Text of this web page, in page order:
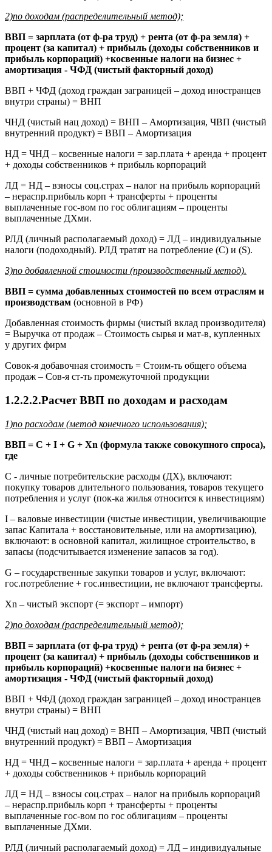
2)по доходам (распределительный метод);
ВВП = зарплата (от ф-ра труд) + рента (от ф-ра земля) +
процент (за капитал) + прибыль (доходы собственников и
прибыль корпораций) +косвенные налоги на бизнес +
амортизация - ЧФД (чистый факторный доход)
ВВП + ЧФД (доход граждан заграницей – доход иностранцев
внутри страны) = ВНП
ЧНД (чистый нац доход) = ВНП – Амортизация, ЧВП (чистый
внутренний продукт) = ВВП – Амортизация
НД = ЧНД – косвенные налоги = зар.плата + аренда + процент
+ доходы собственников + прибыль корпораций
ЛД = НД – взносы соц.страх – налог на прибыль корпораций
– нераспр.прибыль корп + трансферты + проценты
выплаченные гос-вом по гос облигациям – проценты
выплаченные ДХми.
РЛД (личный располагаемый доход) = ЛД – индивидуальные
налоги (подоходный). РЛД тратят на потребление (C) и (S).
3)по добавленной стоимости (производственный метод).
ВВП = сумма добавленных стоимостей по всем отраслям и
производствам (основной в РФ)
Добавленная стоимость фирмы (чистый вклад производителя)
= Выручка от продаж – Стоимость сырья и мат-в, купленных
у других фирм
Совок-я добавочная стоимость = Стоим-ть общего объема
продаж – Сов-я ст-ть промежуточной продукции
1.2.2.2.Расчет ВВП по доходам и расходам
1)по расходам (метод конечного использования);
ВВП = C + I + G + Xn (формула также совокупного спроса),
где
C - личные потребительские расходы (ДХ), включают:
покупку товаров длительного пользования, товаров текущего
потребления и услуг (пок-ка жилья относится к инвестициям)
I – валовые инвестиции (чистые инвестиции, увеличивающие
запас Капитала + восстановительные, или на амортизацию),
включают: в основной капитал, жилищное строительство, в
запасы (подсчитывается изменение запасов за год).
G – государственные закупки товаров и услуг, включают:
гос.потребление + гос.инвестиции, не включают трансферты.
Xn – чистый экспорт (= экспорт – импорт)
2)по доходам (распределительный метод);
ВВП = зарплата (от ф-ра труд) + рента (от ф-ра земля) +
процент (за капитал) + прибыль (доходы собственников и
прибыль корпораций) +косвенные налоги на бизнес +
амортизация - ЧФД (чистый факторный доход)
ВВП + ЧФД (доход граждан заграницей – доход иностранцев
внутри страны) = ВНП
ЧНД (чистый нац доход) = ВНП – Амортизация, ЧВП (чистый
внутренний продукт) = ВВП – Амортизация
НД = ЧНД – косвенные налоги = зар.плата + аренда + процент
+ доходы собственников + прибыль корпораций
ЛД = НД – взносы соц.страх – налог на прибыль корпораций
– нераспр.прибыль корп + трансферты + проценты
выплаченные гос-вом по гос облигациям – проценты
выплаченные ДХми.
РЛД (личный располагаемый доход) = ЛД – индивидуальные